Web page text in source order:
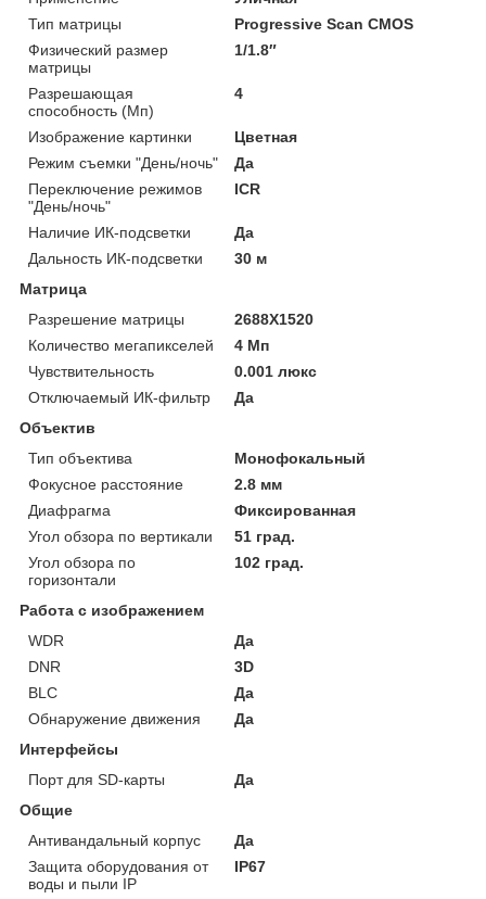
Тип матрицы
Progressive Scan CMOS
Физический размер
матрицы
1/1.8″
Разрешающая
способность (Мп)
4
Изображение картинки
Цветная
Режим съемки "День/ночь"
Да
Переключение режимов
"День/ночь"
ICR
Наличие ИК-подсветки
Да
Дальность ИК-подсветки
30 м
Матрица
Разрешение матрицы
2688X1520
Количество мегапикселей
4 Мп
Чувствительность
0.001 люкс
Отключаемый ИК-фильтр
Да
Объектив
Тип объектива
Монофокальный
Фокусное расстояние
2.8 мм
Диафрагма
Фиксированная
Угол обзора по вертикали
51 град.
Угол обзора по
горизонтали
102 град.
Работа с изображением
WDR
Да
DNR
3D
BLC
Да
Обнаружение движения
Да
Интерфейсы
Порт для SD-карты
Да
Общие
Антивандальный корпус
Да
Защита оборудования от
воды и пыли IP
IP67